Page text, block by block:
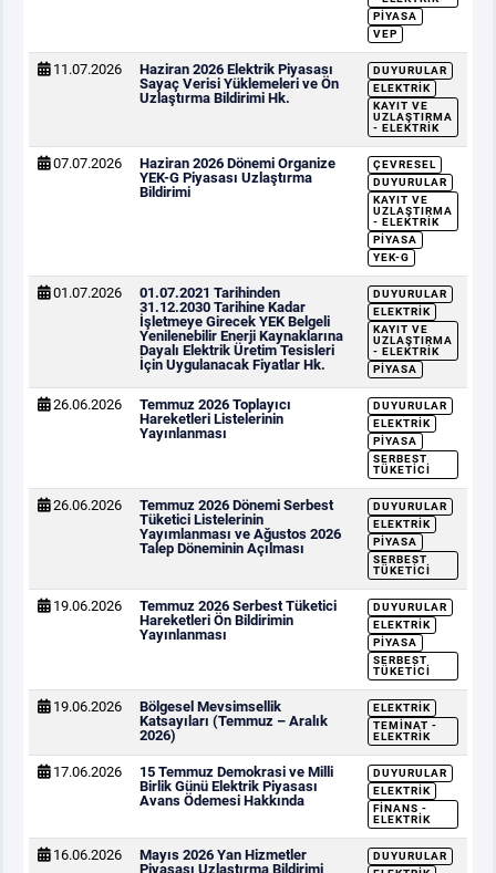
PIYASA
VEP
11.07.2026
Haziran 2026 Elektrik Piyasası
Sayaç Verisi Yüklemeleri ve Ön
Uzlaştırma Bildirimi Hk.
DUYURULAR
ELEKTRIK
KAYIT VE
UZLAŞTIRMA
- ELEKTRIK
07.07.2026
Haziran 2026 Dönemi Organize
YEK-G Piyasası Uzlaştırma
Bildirimi
ÇEVRESEL
DUYURULAR
KAYIT VE
UZLAŞTIRMA
- ELEKTRIK
PIYASA
YEK-G
01.07.2026
01.07.2021 Tarihinden
31.12.2030 Tarihine Kadar
İşletmeye Girecek YEK Belgeli
Yenilenebilir Enerji Kaynaklarına
Dayalı Elektrik Üretim Tesisleri
İçin Uygulanacak Fiyatlar Hk.
DUYURULAR
ELEKTRIK
KAYIT VE
UZLAŞTIRMA
- ELEKTRIK
PIYASA
26.06.2026
Temmuz 2026 Toplayıcı
Hareketleri Listelerinin
Yayınlanması
DUYURULAR
ELEKTRIK
PIYASA
SERBEST
TÜKETICI
26.06.2026
Temmuz 2026 Dönemi Serbest
Tüketici Listelerinin
Yayımlanması ve Ağustos 2026
Talep Döneminin Açılması
DUYURULAR
ELEKTRIK
PIYASA
SERBEST
TÜKETICI
19.06.2026
Temmuz 2026 Serbest Tüketici
Hareketleri Ön Bildirimin
Yayınlanması
DUYURULAR
ELEKTRIK
PIYASA
SERBEST
TÜKETICI
19.06.2026
Bölgesel Mevsimsellik
Katsayıları (Temmuz – Aralık
2026)
ELEKTRIK
TEMINAT -
ELEKTRIK
17.06.2026
15 Temmuz Demokrasi ve Milli
Birlik Günü Elektrik Piyasası
Avans Ödemesi Hakkında
DUYURULAR
ELEKTRIK
FINANS -
ELEKTRIK
16.06.2026
Mayıs 2026 Yan Hizmetler
Piyasası Uzlaştırma Bildirimi
DUYURULAR